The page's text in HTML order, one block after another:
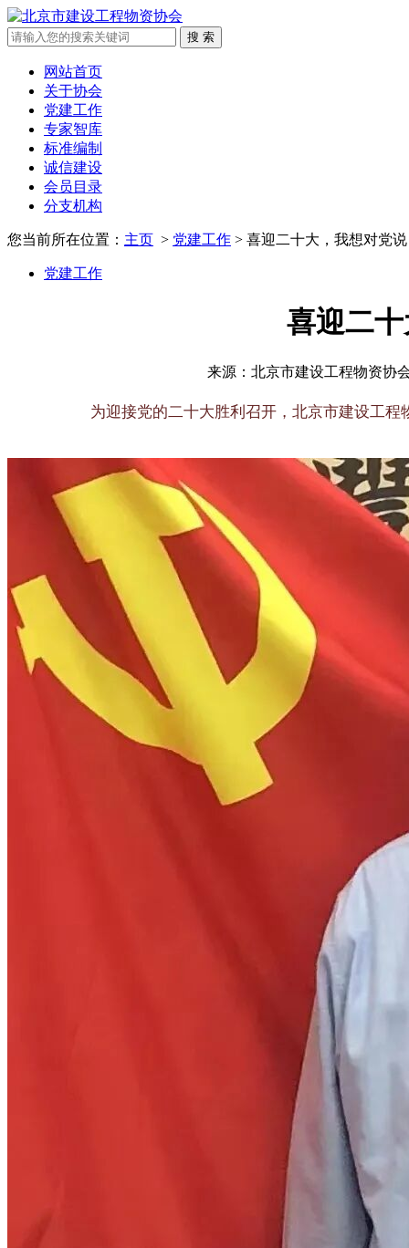
网站首页
关于协会
党建工作
专家智库
标准编制
诚信建设
会员目录
分支机构
您当前所在位置： 主页 > 党建工作 > 喜迎二十大，我想对党说
党建工作
喜迎二
来源：北京市建设工程物资协
为迎接党的二十大胜利召开 ，北京市建设工